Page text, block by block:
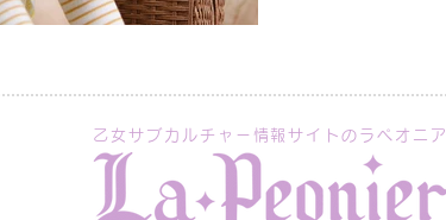
乙女サブカルチャー情報サイトのラペオニア